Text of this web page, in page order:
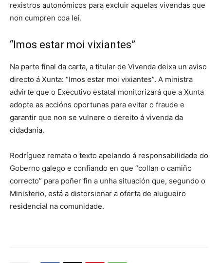
rexistros autonómicos para excluir aquelas vivendas que
non cumpren coa lei.
“Imos estar moi vixiantes”
Na parte final da carta, a titular de Vivenda deixa un aviso
directo á Xunta: “Imos estar moi vixiantes”. A ministra
advirte que o Executivo estatal monitorizará que a Xunta
adopte as accións oportunas para evitar o fraude e
garantir que non se vulnere o dereito á vivenda da
cidadanía.
Rodríguez remata o texto apelando á responsabilidade do
Goberno galego e confiando en que “collan o camiño
correcto” para poñer fin a unha situación que, segundo o
Ministerio, está a distorsionar a oferta de alugueiro
residencial na comunidade.